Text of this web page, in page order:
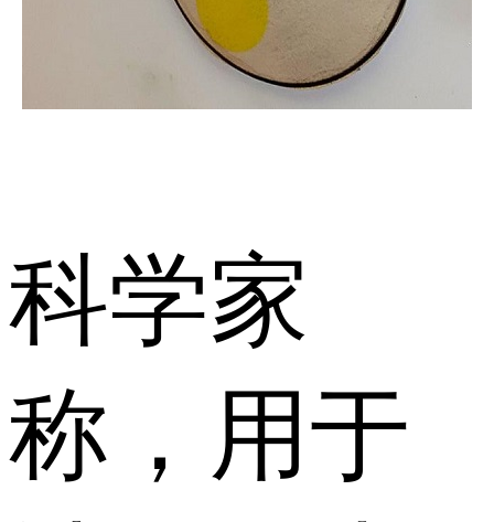
科学家
称，用于